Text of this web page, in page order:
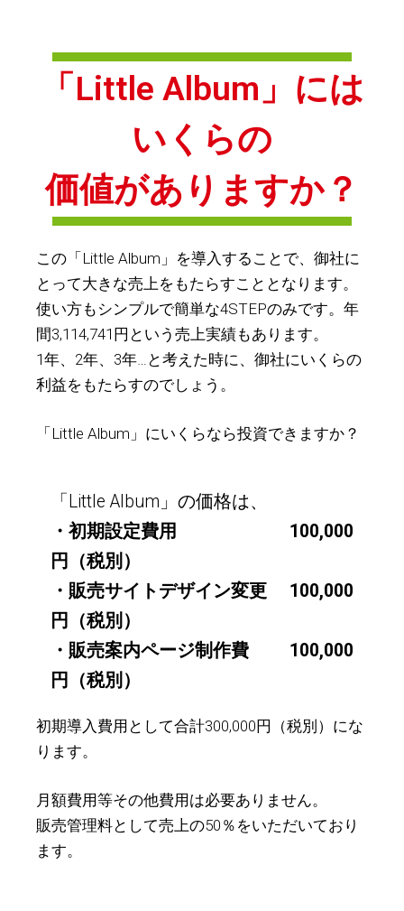
「Little Album」には
いくらの
価値がありますか？
この「Little Album」を導入することで、御社に
とって大きな売上をもたらすこととなります。
使い方もシンプルで簡単な4STEPのみです。年
間3,114,741円という売上実績もあります。
1年、2年、3年…と考えた時に、御社にいくらの
利益をもたらすのでしょう。
「Little Album」にいくらなら投資できますか？
「Little Album」の価格は、
・初期設定費用 100,000
円（税別）
・販売サイトデザイン変更 100,000
円（税別）
・販売案内ページ制作費 100,000
円（税別）
初期導入費用として合計300,000円（税別）にな
ります。
月額費用等その他費用は必要ありません。
販売管理料として売上の50％をいただいており
ます。